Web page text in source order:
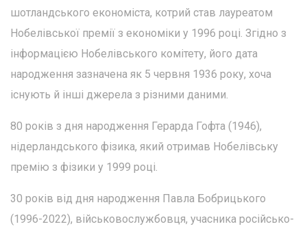
шотландського економіста, котрий став лауреатом
Нобелівської премії з економіки у 1996 році. Згідно з
інформацією Нобелівського комітету, його дата
народження зазначена як 5 червня 1936 року, хоча
існують й інші джерела з різними даними.
80 років з дня народження Герарда Гофта (1946),
нідерландського фізика, який отримав Нобелівську
премію з фізики у 1999 році.
30 років від дня народження Павла Бобрицького
(1996-2022), військовослужбовця, учасника російсько-